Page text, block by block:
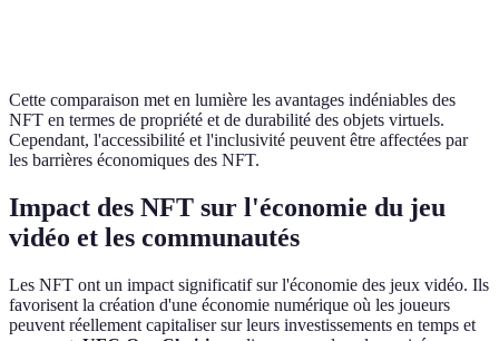
Cette comparaison met en lumière les avantages indéniables des
NFT en termes de propriété et de durabilité des objets virtuels.
Cependant, l'accessibilité et l'inclusivité peuvent être affectées par
les barrières économiques des NFT.
Impact des NFT sur l'économie du jeu
vidéo et les communautés
Les NFT ont un impact significatif sur l'économie des jeux vidéo. Ils
favorisent la création d'une économie numérique où les joueurs
peuvent réellement capitaliser sur leurs investissements en temps et